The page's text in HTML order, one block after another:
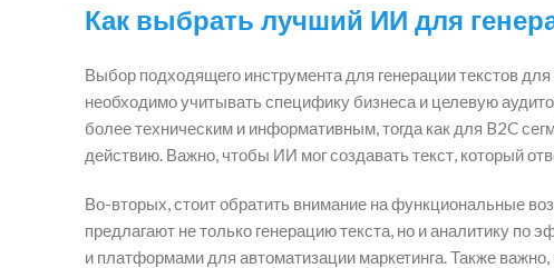
Как выбрать лучший ИИ для
Выбор подходящего инструмента для генерации текстов
необходимо учитывать специфику бизнеса и целевую
более техническим и информативным, тогда как для B2C
действию. Важно, чтобы ИИ мог создавать текст, который
Во-вторых, стоит обратить внимание на функциональные
предлагают не только генерацию текста, но и аналитику по
и платформами для автоматизации маркетинга. Также